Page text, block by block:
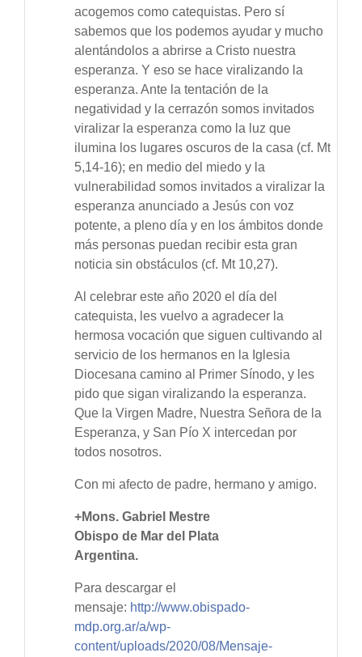
acogemos como catequistas. Pero sí
sabemos que los podemos ayudar y mucho
alentándolos a abrirse a Cristo nuestra
esperanza. Y eso se hace viralizando la
esperanza. Ante la tentación de la
negatividad y la cerrazón somos invitados
viralizar la esperanza como la luz que
ilumina los lugares oscuros de la casa (cf. Mt
5,14-16); en medio del miedo y la
vulnerabilidad somos invitados a viralizar la
esperanza anunciado a Jesús con voz
potente, a pleno día y en los ámbitos donde
más personas puedan recibir esta gran
noticia sin obstáculos (cf. Mt 10,27).
Al celebrar este año 2020 el día del
catequista, les vuelvo a agradecer la
hermosa vocación que siguen cultivando al
servicio de los hermanos en la Iglesia
Diocesana camino al Primer Sínodo, y les
pido que sigan viralizando la esperanza.
Que la Virgen Madre, Nuestra Señora de la
Esperanza, y San Pío X intercedan por
todos nosotros.
Con mi afecto de padre, hermano y amigo.
+Mons. Gabriel Mestre
Obispo de Mar del Plata
Argentina.
Para descargar el
mensaje: http://www.obispado-
mdp.org.ar/a/wp-
content/uploads/2020/08/Mensaje-